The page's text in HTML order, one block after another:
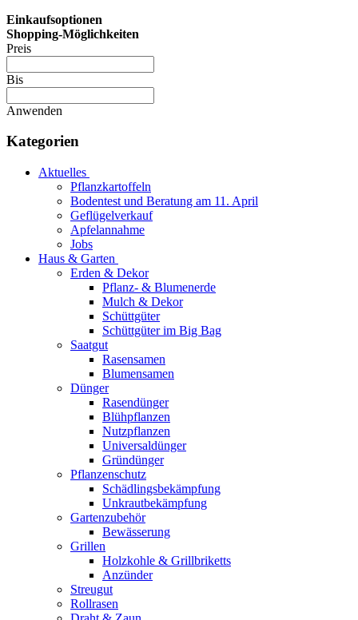
Einkaufsoptionen
Shopping-Möglichkeiten
Preis
Bis
Anwenden
Kategorien
Aktuelles
Pflanzkartoffeln
Bodentest und Beratung am 11. April
Geflügelverkauf
Apfelannahme
Jobs
Haus & Garten
Erden & Dekor
Pflanz- & Blumenerde
Mulch & Dekor
Schüttgüter
Schüttgüter im Big Bag
Saatgut
Rasensamen
Blumensamen
Dünger
Rasendünger
Blühpflanzen
Nutzpflanzen
Universaldünger
Gründünger
Pflanzenschutz
Schädlingsbekämpfung
Unkrautbekämpfung
Gartenzubehör
Bewässerung
Grillen
Holzkohle & Grillbriketts
Anzünder
Streugut
Rollrasen